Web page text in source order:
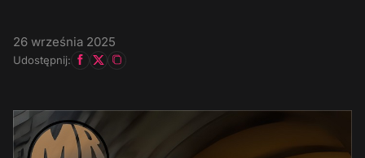
26 września 2025
Udostępnij: